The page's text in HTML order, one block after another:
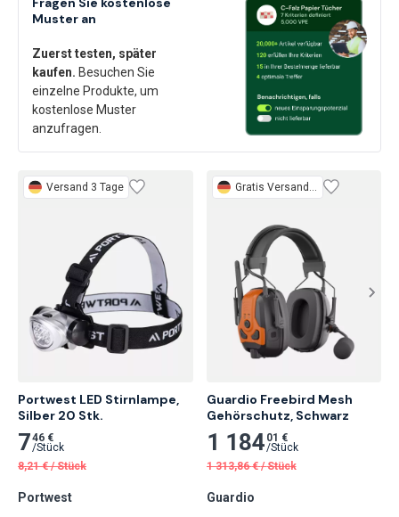
Muster an
Zuerst testen, später
kaufen. Besuchen Sie
einzelne Produkte, um
kostenlose Muster
anzufragen.
Versand 3 Tage
Portwest LED Stirnlampe,
Silber 20 Stk.
746 €
/Stück
8,21 € /Stück
Portwest
Gratis Versand 3 Tage
Guardio Freebird Mesh
Gehörschutz, Schwarz
1 184 01 €
/Stück
1 313,86 € /Stück
Guardio